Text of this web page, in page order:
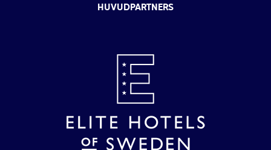
HUVUDPARTNERS